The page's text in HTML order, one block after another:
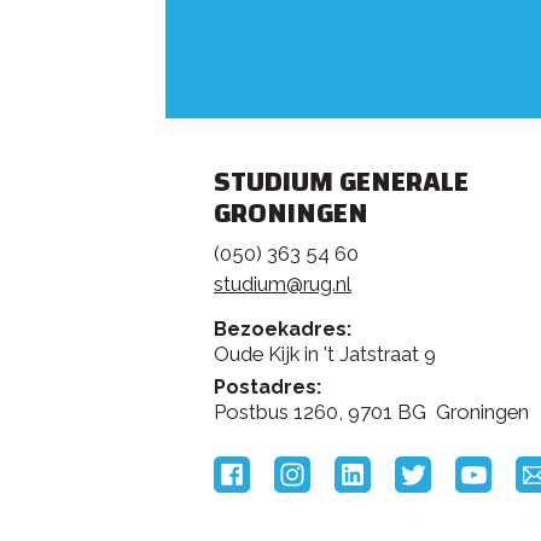
STUDIUM GENERALE
GRONINGEN
(050) 363 54 60
studium@rug.nl
Bezoekadres:
Oude Kijk in 't Jatstraat 9
Postadres:
Postbus 1260, 9701 BG Groningen